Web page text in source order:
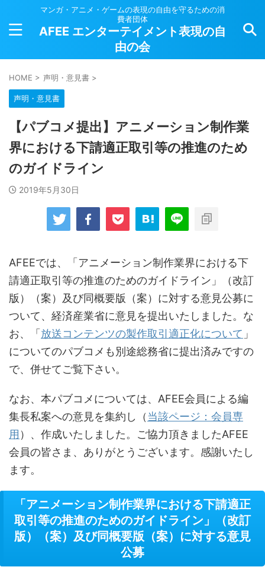
マンガ・アニメ・ゲームの表現の自由を守るための消
費者団体
AFEE エンターテイメント表現の自
由の会
HOME > 声明・意見書 >
声明・意見書
【パブコメ提出】アニメーション制作業
界における下請適正取引等の推進のため
のガイドライン
2019年5月30日
AFEEでは、「アニメーション制作業界における下
請適正取引等の推進のためのガイドライン」（改訂
版）（案）及び同概要版（案）に対する意見公募に
ついて、経済産業省に意見を提出いたしました。な
お、「 放送コンテンツの製作取引適正化について 」
についてのパブコメも別途総務省に提出済みですの
で、併せてご覧下さい。
なお、本パブコメについては、AFEE会員による編
集長私案への意見を集約し（当該ページ：会員専
用 ）、作成いたしました。ご協力頂きましたAFEE
会員の皆さま、ありがとうございます。感謝いたし
ます。
「アニメーション制作業界における下請適正
取引等の推進のためのガイドライン」（改訂
版）（案）及び同概要版（案）に対する意見
公募